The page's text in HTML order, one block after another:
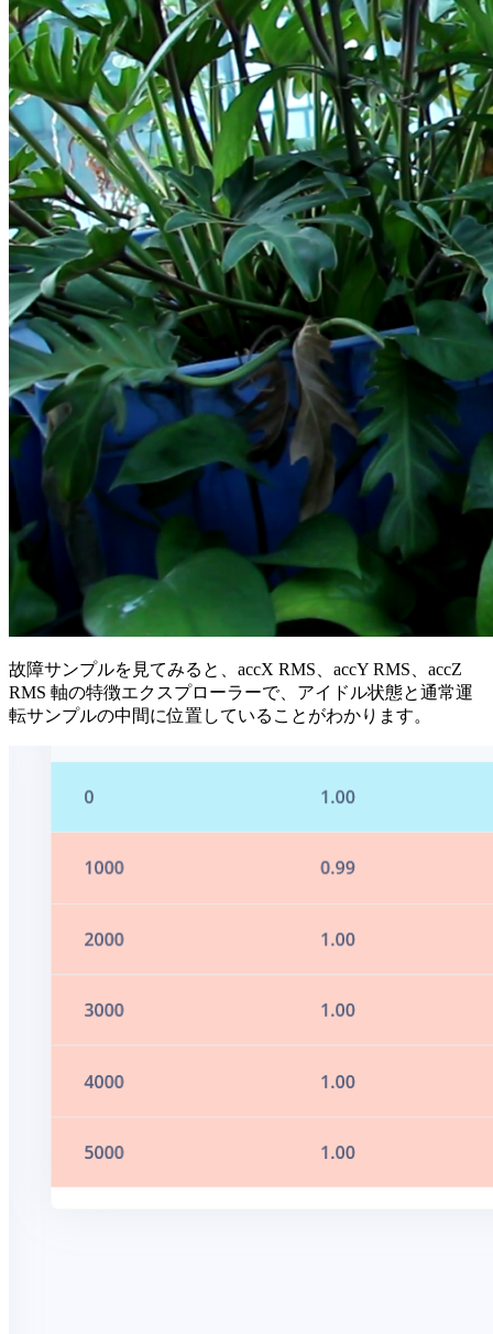
故障サンプルを見てみると、accX RMS、accY RMS、accZ
RMS 軸の特徴エクスプローラーで、アイドル状態と通常運
転サンプルの中間に位置していることがわかります。